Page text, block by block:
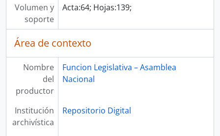
Volumen y
soporte
Acta:64; Hojas:139;
Área de contexto
Nombre
del
productor
Funcion Legislativa – Asamblea
Nacional
Institución
archivística
Repositorio Digital